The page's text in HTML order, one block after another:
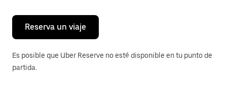
calendario.
Reserva un viaje
Es posible que Uber Reserve no esté disponible en tu punto de
partida.